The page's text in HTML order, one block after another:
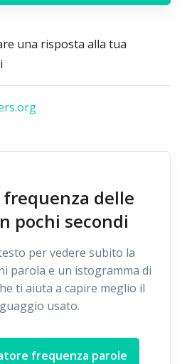
una risposta alla tua
frequenza delle
pochi secondi
per vedere subito la
parola e un istogramma di
ti aiuta a capire meglio il
usato.
frequenza parole